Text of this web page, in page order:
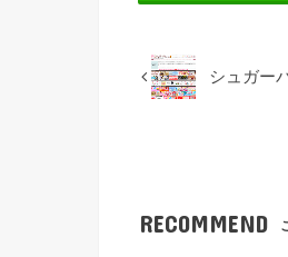
シュガー
RECOMMEND